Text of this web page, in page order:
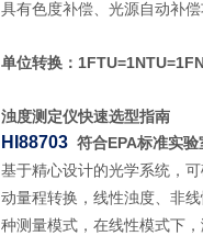
具有色度补偿、光源自动补
单位转换：
浊度测定仪快速选型指南
HI88703 符合EPA标准实验
基于精心设计的光学系统，
动量程转换，线性浊度、非
种测量模式，在线性模式下